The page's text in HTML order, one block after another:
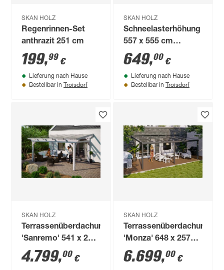
SKAN HOLZ
Regenrinnen-Set
anthrazit 251 cm
199,99 €
Lieferung nach Hause
Bestellbar in Troisdorf
SKAN HOLZ
Schneelasterhöhung
557 x 555 cm
imprägniert grün 6
Stück
649,00 €
Lieferung nach Hause
Bestellbar in Troisdorf
SKAN HOLZ
Terrassenüberdachung
'Sanremo' 541 x 250
cm Leimholz
Doppelstegplatten
4.799,00 €
SKAN HOLZ
Terrassenüberdachung
'Monza' 648 x 257
cm Aluminium
Verbundsicherheitsglas
6.699,00 €